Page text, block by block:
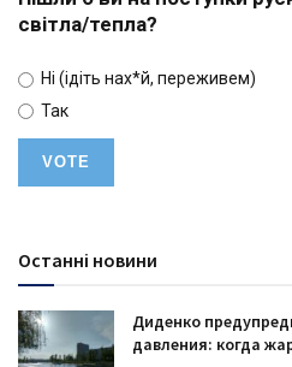
світла/тепла?
Ні (ідіть нах*й, переживем)
Так
Останні новини
Диденко
давления: когда